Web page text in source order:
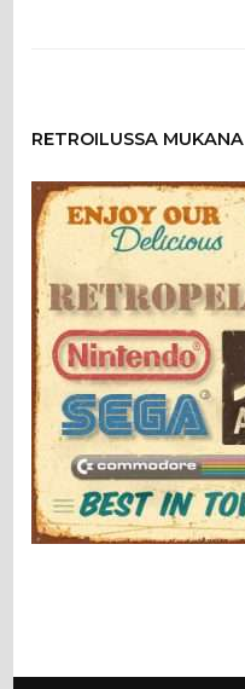
RETROILUSSA MUKANA